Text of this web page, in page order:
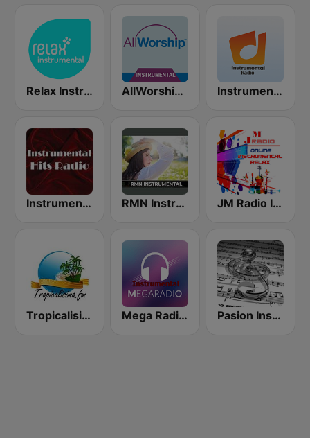
Relax Instrumental AllWorship Instrumental Instrumental radio
Instrumental Hits Radio RMN Instrumental hits JM Radio Instrumental Relax
Tropicalisima.fm Instrumental Mega Radio Instrumental Pasion Instrumental